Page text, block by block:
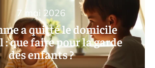
a quitté le domicile
: que faire pour la garde
des enfants ?
7 mai 2026